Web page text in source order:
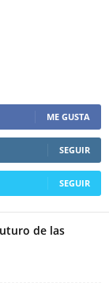
ME GUSTA
SEGUIR
SEGUIR
de las